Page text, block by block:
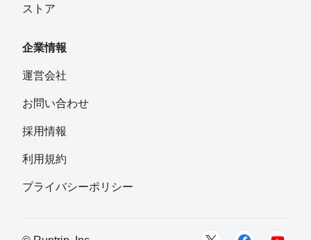
ストア
企業情報
運営会社
お問い合わせ
採用情報
利用規約
プライバシーポリシー